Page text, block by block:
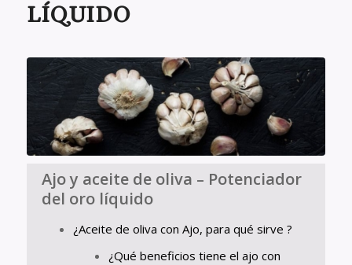
LÍQUIDO
Ajo y aceite de oliva – Potenciador
del oro líquido
¿Aceite de oliva con Ajo, para qué sirve ?
¿Qué beneficios tiene el ajo con